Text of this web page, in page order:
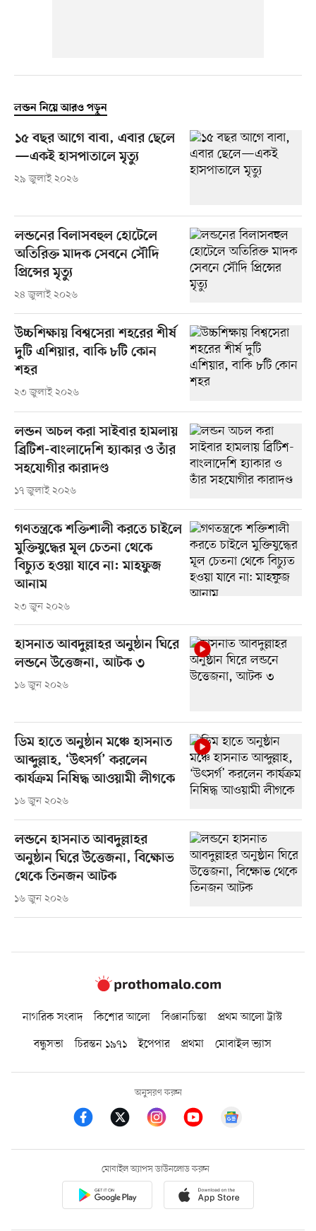
লন্ডন নিয়ে আরও পড়ুন
১৫ বছর আগে বাবা, এবার ছেলে
—একই হাসপাতালে মৃত্যু
২৯ জুলাই ২০২৬
লন্ডনের বিলাসবহুল হোটেলে
অতিরিক্ত মাদক সেবনে সৌদি
প্রিন্সের মৃত্যু
২৪ জুলাই ২০২৬
উচ্চশিক্ষায় বিশ্বসেরা শহরের শীর্ষ
দুটি এশিয়ার, বাকি ৮টি কোন
শহর
২৩ জুলাই ২০২৬
লন্ডন অচল করা সাইবার হামলায়
ব্রিটিশ-বাংলাদেশি হ্যাকার ও তাঁর
সহযোগীর কারাদণ্ড
১৭ জুলাই ২০২৬
গণতন্ত্রকে শক্তিশালী করতে চাইলে
মুক্তিযুদ্ধের মূল চেতনা থেকে
বিচ্যুত হওয়া যাবে না: মাহফুজ
আনাম
২৩ জুন ২০২৬
হাসনাত আবদুল্লাহর অনুষ্ঠান ঘিরে
লন্ডনে উত্তেজনা, আটক ৩
১৬ জুন ২০২৬
ডিম হাতে অনুষ্ঠান মঞ্চে হাসনাত
আব্দুল্লাহ, ‘উৎসর্গ’ করলেন
কার্যক্রম নিষিদ্ধ আওয়ামী লীগকে
১৬ জুন ২০২৬
লন্ডনে হাসনাত আবদুল্লাহর
অনুষ্ঠান ঘিরে উত্তেজনা, বিক্ষোভ
থেকে তিনজন আটক
১৬ জুন ২০২৬
নাগরিক সংবাদ কিশোর আলো বিজ্ঞানচিন্তা
প্রথম আলো ট্রাস্ট
বন্ধুসভা
চিরন্তন ১৯৭১ ইপেপার প্রথমা মোবাইল ভ্যাস
অনুসরণ করুন
মোবাইল অ্যাপস ডাউনলোড করুন